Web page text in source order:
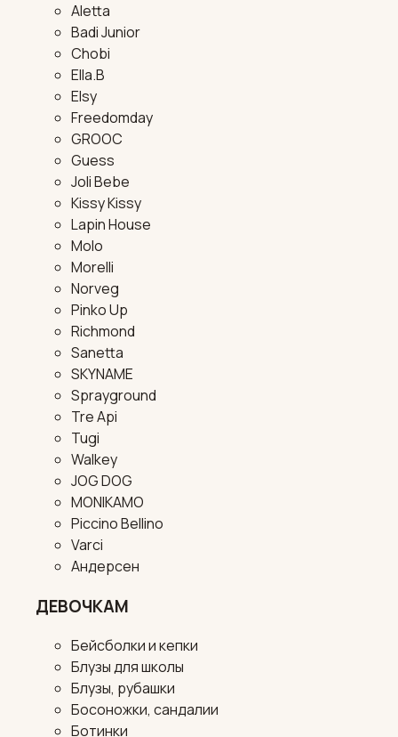
Aletta
Badi Junior
Chobi
Ella.B
Elsy
Freedomday
GROOC
Guess
Joli Bebe
Kissy Kissy
Lapin House
Molo
Morelli
Norveg
Pinko Up
Richmond
Sanetta
SKYNAME
Sprayground
Tre Api
Tugi
Walkey
JOG DOG
MONIKAMO
Piccino Bellino
Varci
Андерсен
ДЕВОЧКАМ
Бейсболки и кепки
Блузы для школы
Блузы, рубашки
Босоножки, сандалии
Ботинки